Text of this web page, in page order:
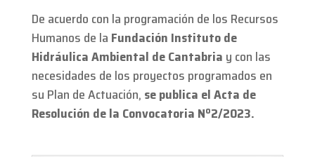
De acuerdo con la programación de los Recursos
Humanos de la Fundación Instituto de
Hidráulica Ambiental de Cantabria y con las
necesidades de los proyectos programados en
su Plan de Actuación, se publica el Acta de
Resolución de la Convocatoria Nº2/2023.